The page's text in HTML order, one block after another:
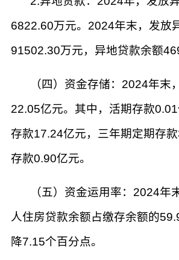
6822.60万元。2024年末，发放
91502.30万元，异地贷款余额
（四）资金存储：2024年末
22.05亿元。其中，活期存款
存款17.24亿元，三年期定期存
存款0.90亿元。
（五）资金运用率：2024年
人住房贷款余额占缴存余额的
降7.15个百分点。